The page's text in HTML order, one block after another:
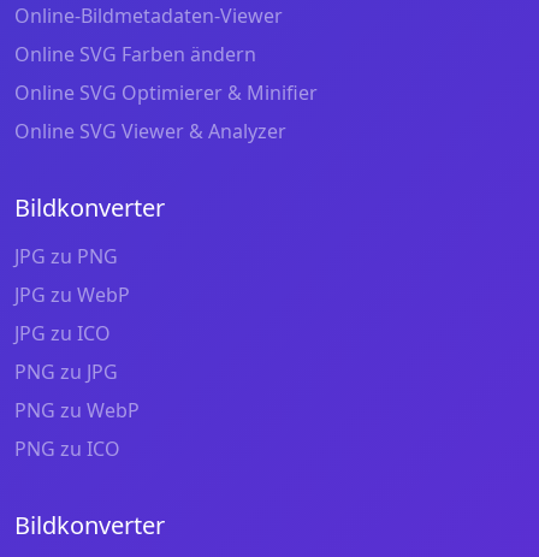
Online-Bildmetadaten-Viewer
Online SVG Farben ändern
Online SVG Optimierer & Minifier
Online SVG Viewer & Analyzer
Bildkonverter
JPG zu PNG
JPG zu WebP
JPG zu ICO
PNG zu JPG
PNG zu WebP
PNG zu ICO
Bildkonverter